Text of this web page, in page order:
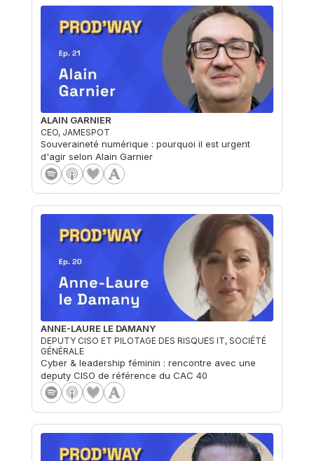
ALAIN GARNIER
CEO, JAMESPOT
Souveraineté numérique : pourquoi il est urgent
d'agir selon Alain Garnier
ANNE-LAURE LE DAMANY
DEPUTY CISO ET PILOTAGE DES RISQUES IT, SOCIÉTÉ
GÉNÉRALE
Cyber & leadership féminin : rencontre avec une
deputy CISO de référence du CAC 40